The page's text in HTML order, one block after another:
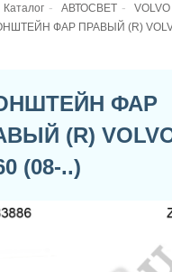
Каталог АВТОСВЕТ
VOLVO
ФАР ПРАВЫЙ (R)
ФАР
(R)
(08-..)